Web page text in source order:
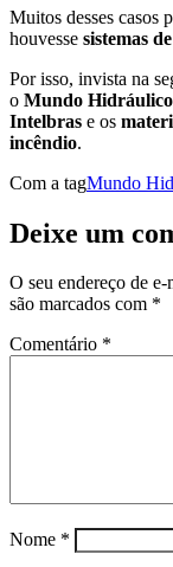
Muitos desses casos
houvesse sistemas
Por isso, invista na
o Mundo Hidráulico
Intelbras e os
incêndio.
Com a tagMundo
Deixe um
O seu endereço de
são marcados com *
Comentário *
Nome *